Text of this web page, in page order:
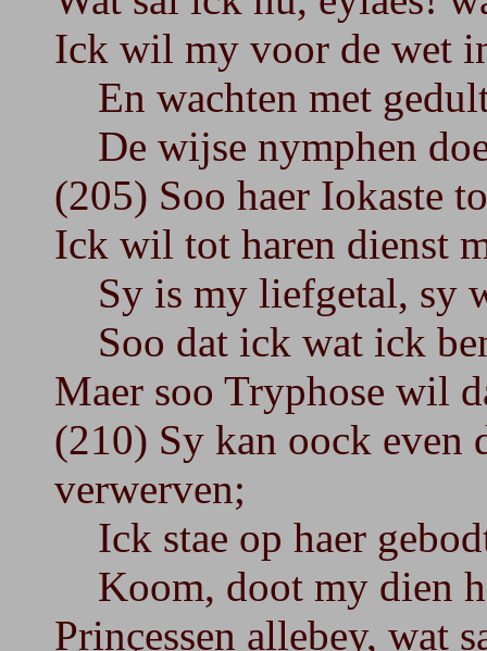
Ick wil my voor de wet
En wachten met
De wijse nymphen
(205) Soo haer Iokaste
Ick wil tot haren dienst
Sy is my liefgetal, sy
Soo dat ick wat ick
Maer soo Tryphose wil
(210) Sy kan oock even
verwerven;
Ick stae op haer
Koom, doot my dien
Prinçessen allebey, wat